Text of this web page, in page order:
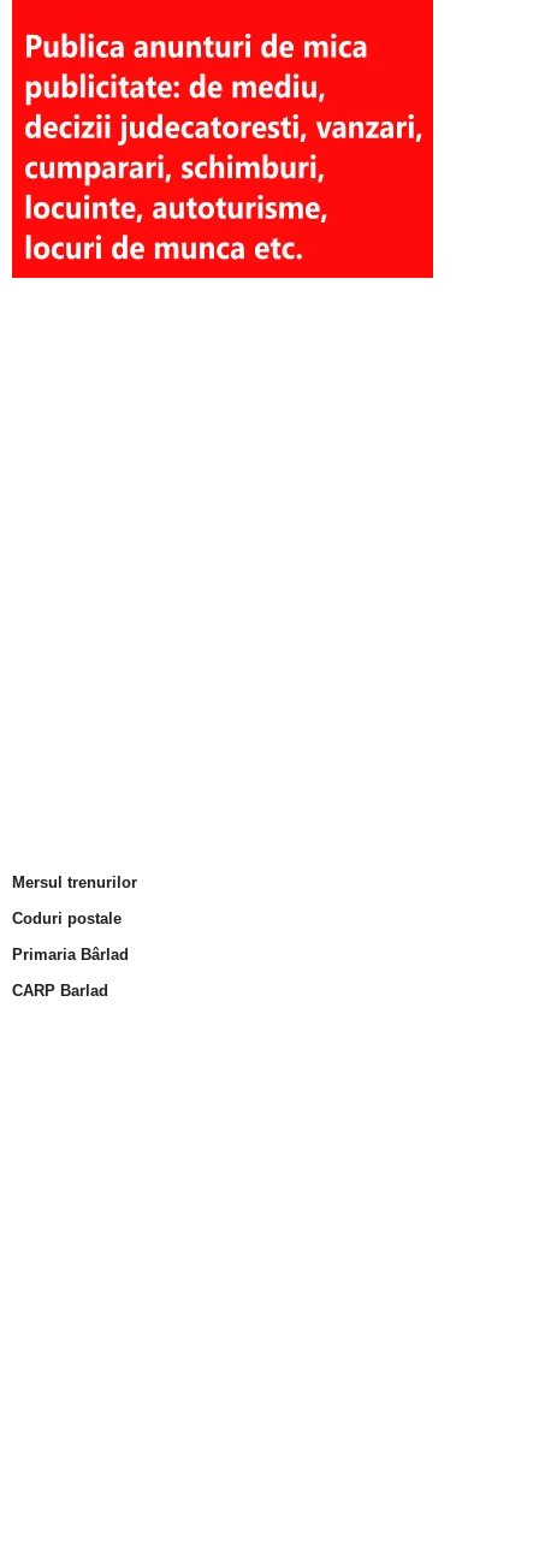
Mersul trenurilor
Coduri postale
Primaria Bârlad
CARP Barlad